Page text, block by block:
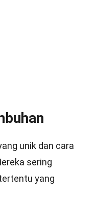
unik dan cara
sering
yang